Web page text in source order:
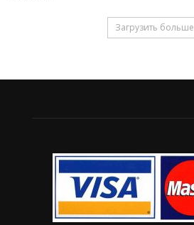
Загрузить больше